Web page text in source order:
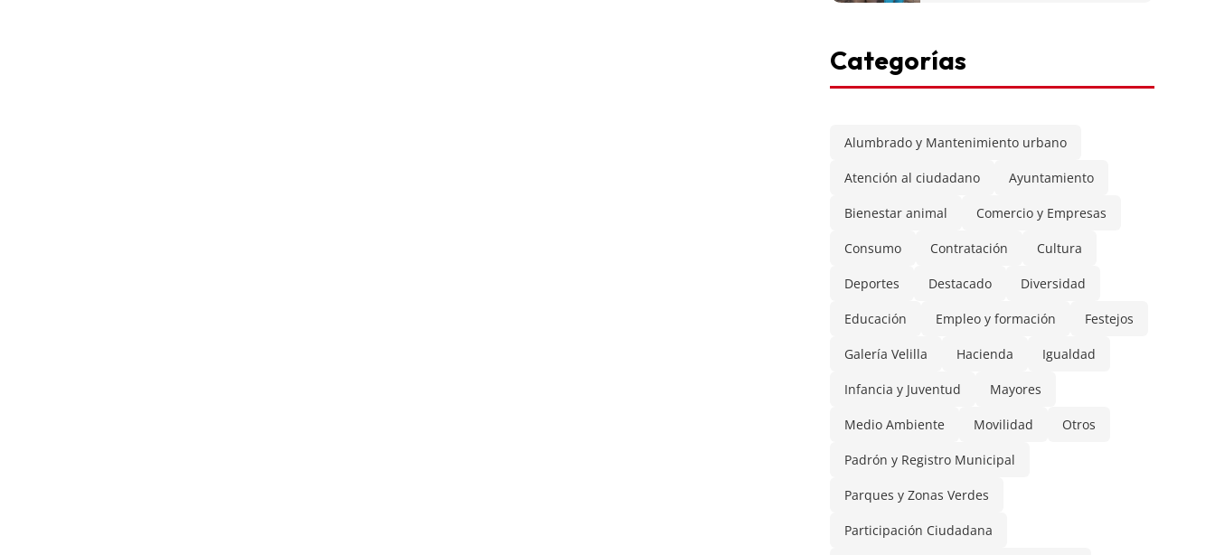
Categorías
Alumbrado y Mantenimiento urbano
Atención al ciudadano Ayuntamiento
Bienestar animal Comercio y Empresas
Consumo Contratación Cultura
Deportes Destacado Diversidad
Educación Empleo y formación Festejos
Galería Velilla Hacienda Igualdad
Infancia y Juventud Mayores
Medio Ambiente Movilidad Otros
Padrón y Registro Municipal
Parques y Zonas Verdes
Participación Ciudadana